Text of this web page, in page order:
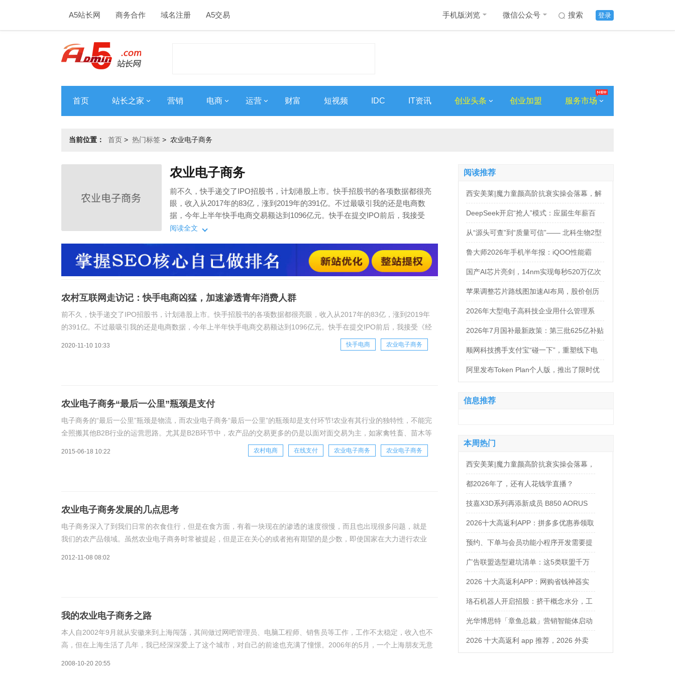
A5站长网 商务合作 域名注册 A5交易 登录
搜索
手机版浏览 微信公众号
首页 站长之家 营销 电商 运营 财富 短视频 IDC IT资讯 创业头条 创业加盟 服务市场
当前位置： 首页 > 热门标签 > 农业电子商务
农业电子商务
前不久，快手递交了IPO招股书，计划港股上市。快手招股书的各项数据都很亮
眼，收入从2017年的83亿，涨到2019年的391亿。不过最吸引我的还是电商数
据，今年上半年快手电商交易额达到1096亿元。快手在提交IPO前后，我接受
《经济观察报》和《时代财经》等媒体采访，就其快速增长的电商交易额感到惊
两年增长超千倍，这样的增幅远
阅读全文
农村互联网走访记：快手电商凶猛，加速渗透青年消费人群
前不久，快手递交了IPO招股书，计划港股上市。快手招股书的各项数据都很亮眼，收入从2017年的83亿，涨到2019年
的391亿。不过最吸引我的还是电商数据，今年上半年快手电商交易额达到1096亿元。快手在提交IPO前后，我接受《经
2020-11-10 10:33 快手电商 农业电子商务
农业电子商务“最后一公里”瓶颈是支付
电子商务的“最后一公里”瓶颈是物流，而农业电子商务“最后一公里”的瓶颈却是支付环节!农业有其行业的独特性，不能完
全照搬其他B2B行业的运营思路。尤其是B2B环节中，农产品的交易更多的仍是以面对面交易为主，如家禽牲畜、苗木等
需要面对面去选种。而这些年笔者所在的农业B2B圈中，有无数的前辈、先烈尝试着改
2015-06-18 10:22 农村电商 在线支付 农业电子商务 农业电子商务
农业电子商务发展的几点思考
电子商务深入了到我们日常的衣食住行，但是在食方面，有着一块现在的渗透的速度很慢，而且也出现很多问题，就是
我们的农产品领域。虽然农业电子商务时常被提起，但是正在关心的或者抱有期望的是少数，即使国家在大力进行农业
2012-11-08 08:02
我的农业电子商务之路
本人自2002年9月就从安徽来到上海闯荡，其间做过网吧管理员、电脑工程师、销售员等工作，工作不太稳定，收入也不
高，但在上海生活了几年，我已经深深爱上了这个城市，对自己的前途也充满了憧憬。2006年的5月，一个上海朋友无意
2008-10-20 20:55
阅读推荐
西安美莱|魔力童颜高阶抗衰实操会落幕，解
锁自然年轻新姿态
DeepSeek开启“抢人”模式：应届生年薪百
万，法务岗高达160万！
从“源头可查”到“质量可信”—— 北科生物2型
糖尿病项目如何实现“药品级质控”
鲁大师2026年手机半年报：iQOO性能霸
榜，天玑9500统治延续，OPPO蝉联流畅双
榜冠军
国产AI芯片亮剑，14nm实现每秒520万亿次
运算
苹果调整芯片路线图加速AI布局，股价创历
史新高
2026年大型电子高科技企业用什么管理系
统？四大服务商对比推荐
2026年7月国补最新政策：第三批625亿补贴
正式落地！京东手机家电空调电脑各品类国
补怎么领？学生专属优惠补贴领取攻略来
顺网科技携手支付宝“碰一下”，重塑线下电
竞新体验
阿里发布Token Plan个人版，推出了限时优
信息推荐
本周热门
西安美莱|魔力童颜高阶抗衰实操会落幕，
解锁自然年轻新姿态
都2026年了，还有人花钱学直播？
技嘉X3D系列再添新成员 B850 AORUS
ELITE X3D主板强化性能体验
2026十大高返利APP：拼多多优惠券领取
攻略
预约、下单与会员功能小程序开发需要提
前确认什么
广告联盟选型避坑清单：这5类联盟千万
别碰
2026 十大高返利APP：网购省钱神器实
测对比
珞石机器人开启招股：挤干概念水分，工
业、协作、具身三箭齐发
光华博思特「章鱼总裁」营销智能体启动
内测，引领咨询行业模式革命
2026 十大高返利 app 推荐，2026 外卖